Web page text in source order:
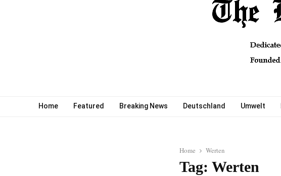
Home Featured Breaking News Deutschland Umwelt
Home Werten
Tag: Werten